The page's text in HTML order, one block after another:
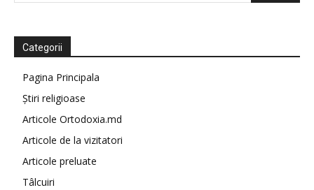
Categorii
Pagina Principala
Știri religioase
Articole Ortodoxia.md
Articole de la vizitatori
Articole preluate
Tâlcuiri